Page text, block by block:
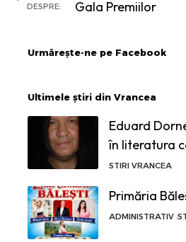
DESPRE:
Gala Premiilor
Urmărește-ne pe Facebook
Ultimele știri din Vrancea
Eduard
în literatura
STIRI VRANCEA
Primăria
ADMINISTRATIV